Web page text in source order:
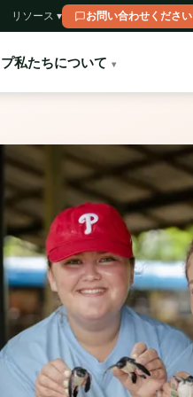
リソース ▾ お問い合わせください
私たちについて